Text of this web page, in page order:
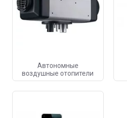
Автономные
воздушные отопители